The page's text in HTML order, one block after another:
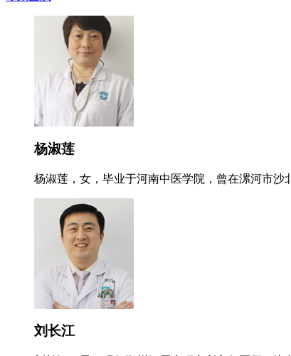
杨淑莲
杨淑莲，女，毕业于河南中医学院，曾在漯河市
刘长江